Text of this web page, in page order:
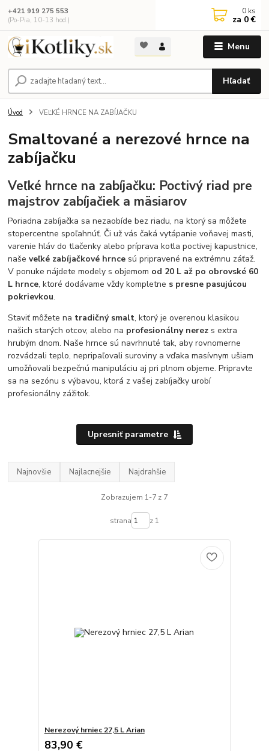
Menu
Hľadať
+421 919 275 553
(Po-Pia, 10-13 hod.)
0 ks
za 0 €
Úvod VEĽKÉ HRNCE NA ZABÍJAČKU
Smaltované a nerezové hrnce na
zabíjačku
Veľké hrnce na zabíjačku: Poctivý riad pre
majstrov zabíjačiek a mäsiarov
Poriadna zabíjačka sa nezaobíde bez riadu, na ktorý sa môžete
stopercentne spoľahnúť. Či už vás čaká vytápanie voňavej masti,
varenie hláv do tlačenky alebo príprava kotla poctivej kapustnice,
naševeľké zabíjačkové hrnce sú pripravené na extrémnu záťaž.
V ponuke nájdete modely s objemom od 20 L až po obrovské 60
L hrnce, ktoré dodávame vždy kompletne s presne pasujúcou
pokrievkou.
Staviť môžete na tradičný smalt, ktorý je overenou klasikou
našich starých otcov, alebo na profesionálny nerez s extra
hrubým dnom. Naše hrnce sú navrhnuté tak, aby rovnomerne
rozvádzali teplo, nepripaľovali suroviny a vďaka masívnym ušiam
umožňovali bezpečnú manipuláciu aj pri plnom objeme. Pripravte
sa na sezónu s výbavou, ktorá z vašej zabíjačky urobí
profesionálny zážitok.
Upresniť parametre
Najnovšie Najlacnejšie Najdrahšie
Zobrazujem 1-7 z 7
strana z 1
Nerezový hrniec 27,5 L Arian
83,90 €